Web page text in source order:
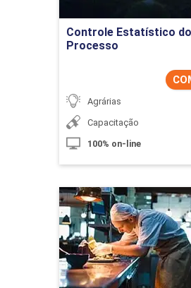
Controle Estatístico do
Processo
Agrárias
Capacitação
100% on-line
Cozinha
Detalhes do